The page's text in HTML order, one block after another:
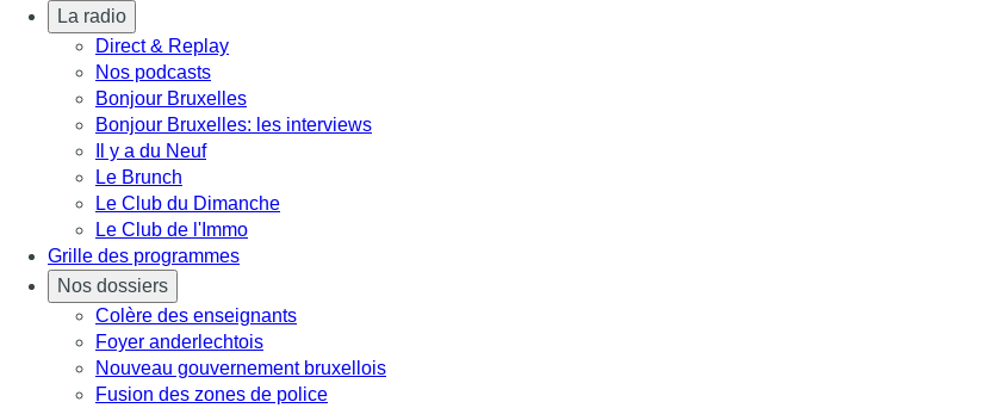
La radio
Direct & Replay
Nos podcasts
Bonjour Bruxelles
Bonjour Bruxelles: les interviews
Il y a du Neuf
Le Brunch
Le Club du Dimanche
Le Club de l'Immo
Grille des programmes
Nos dossiers
Colère des enseignants
Foyer anderlechtois
Nouveau gouvernement bruxellois
Fusion des zones de police